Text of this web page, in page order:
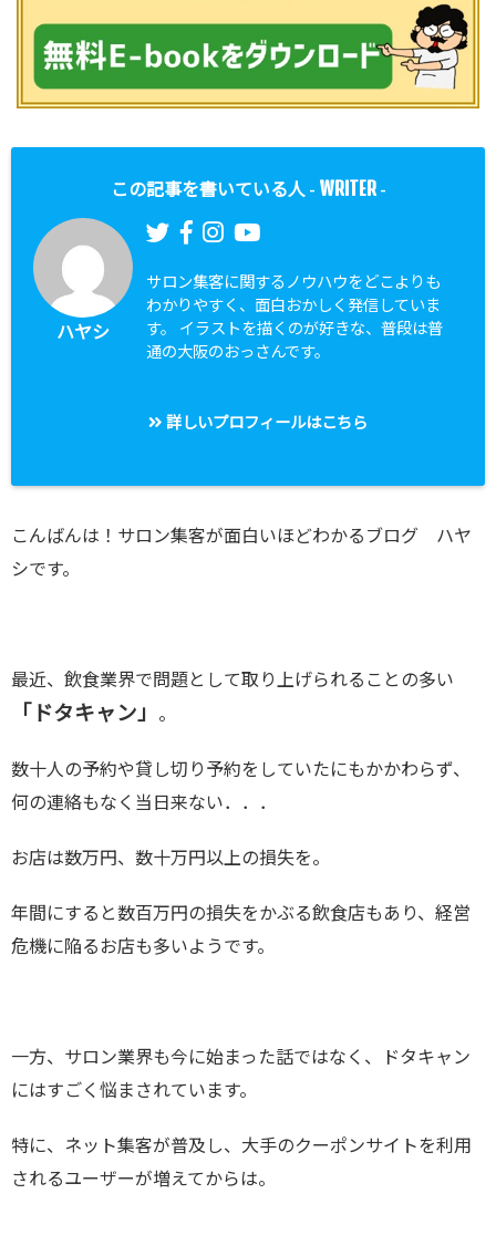
この記事を書いている人 - WRITER-
ハヤシ
サロン集客に関するノウハウをどこよりも
わかりやすく、面白おかしく発信していま
す。 イラストを描くのが好きな、普段は普
通の大阪のおっさんです。
詳しいプロフィールはこちら
こんばんは！サロン集客が面白いほどわかるブログ ハヤ
シです。
最近、飲食業界で問題として取り上げられることの多い
「ドタキャン」 。
数十人の予約や貸し切り予約をしていたにもかかわらず、
何の連絡もなく当日来ない．．．
お店は数万円、数十万円以上の損失を。
年間にすると数百万円の損失をかぶる飲食店もあり、経営
危機に陥るお店も多いようです。
一方、サロン業界も今に始まった話ではなく、ドタキャン
にはすごく悩まされています。
特に、ネット集客が普及し、大手のクーポンサイトを利用
されるユーザーが増えてからは。